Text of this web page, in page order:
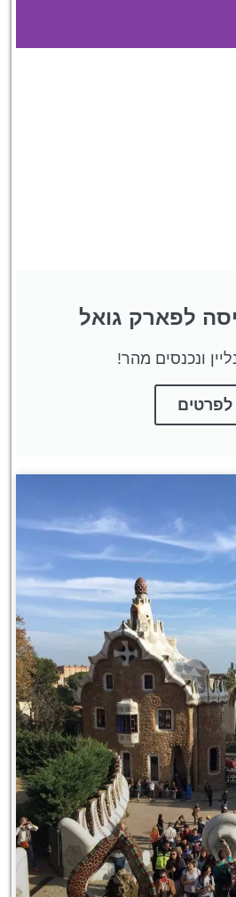
לפארק גואל
ונכנסים מהר!
לפרטים